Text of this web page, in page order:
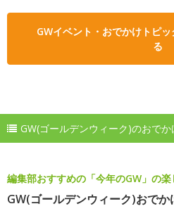
GWイベント・おでかけトピ
る
GW(ゴールデンウィーク)のおで
編集部おすすめの「今年のGW」の
GW(ゴールデンウィーク)おでか